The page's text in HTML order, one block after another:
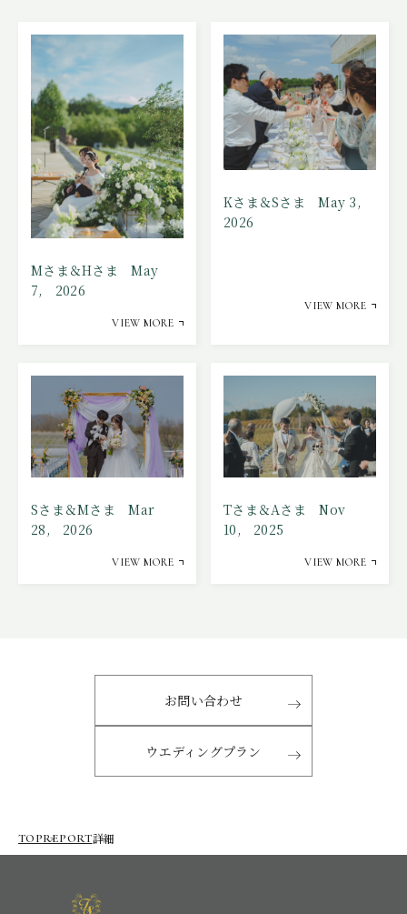
Mさま＆Hさま May
7, 2026
VIEW MORE
Kさま＆Sさま May 3,
2026
VIEW MORE
Sさま＆Mさま Mar
28, 2026
VIEW MORE
Tさま＆Aさま Nov
10, 2025
VIEW MORE
お問い合わせ
ウエディングプラン
TOPREPORT詳細